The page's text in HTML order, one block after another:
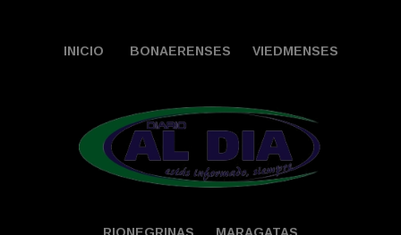
INICIO BONAERENSES VIEDMENSES